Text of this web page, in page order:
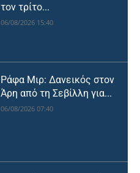
τον τρίτο...
06/08/2026 15:40
Ράφα Μιρ: Δανεικός στον
Άρη από τη Σεβίλλη για...
06/08/2026 07:40